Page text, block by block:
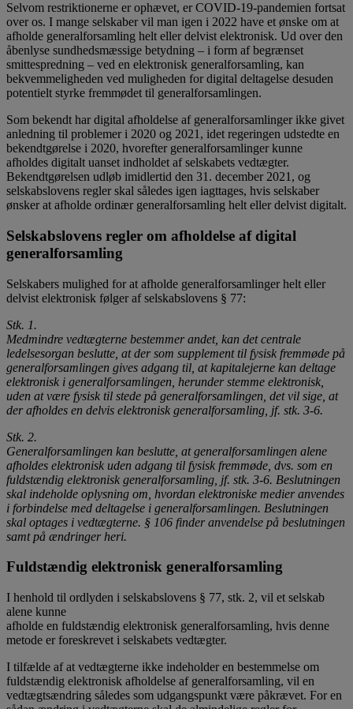
Selvom restriktionerne er ophævet, er COVID-19-pandemien fortsat
over os. I mange selskaber vil man igen i 2022 have et ønske om at
afholde generalforsamling helt eller delvist elektronisk. Ud over den
åbenlyse sundhedsmæssige betydning – i form af begrænset
smittespredning – ved en elektronisk generalforsamling, kan
bekvemmeligheden ved muligheden for digital deltagelse desuden
potentielt styrke fremmødet til generalforsamlingen.
Som bekendt har digital afholdelse af generalforsamlinger ikke givet
anledning til problemer i 2020 og 2021, idet regeringen udstedte en
bekendtgørelse i 2020, hvorefter generalforsamlinger kunne
afholdes digitalt uanset indholdet af selskabets vedtægter.
Bekendtgørelsen udløb imidlertid den 31. december 2021, og
selskabslovens regler skal således igen iagttages, hvis selskaber
ønsker at afholde ordinær generalforsamling helt eller delvist digitalt.
Selskabslovens regler om afholdelse af digital
generalforsamling
Selskabers mulighed for at afholde generalforsamlinger helt eller
delvist elektronisk følger af selskabslovens § 77:
Stk. 1.
Medmindre vedtægterne bestemmer andet, kan det centrale
ledelsesorgan beslutte, at der som supplement til fysisk fremmøde på
generalforsamlingen gives adgang til, at kapitalejerne kan deltage
elektronisk i generalforsamlingen, herunder stemme elektronisk,
uden at være fysisk til stede på generalforsamlingen, det vil sige, at
der afholdes en delvis elektronisk generalforsamling, jf. stk. 3-6.
Stk. 2.
Generalforsamlingen kan beslutte, at generalforsamlingen alene
afholdes elektronisk uden adgang til fysisk fremmøde, dvs. som en
fuldstændig elektronisk generalforsamling, jf. stk. 3-6. Beslutningen
skal indeholde oplysning om, hvordan elektroniske medier anvendes
i forbindelse med deltagelse i generalforsamlingen. Beslutningen
skal optages i vedtægterne. § 106 finder anvendelse på beslutningen
samt på ændringer heri.
Fuldstændig elektronisk generalforsamling
I henhold til ordlyden i selskabslovens § 77, stk. 2, vil et selskab
alene kunne­
afholde en fuldstændig elektronisk generalforsamling, hvis denne
metode er foreskrevet i selskabets vedtægter.
I tilfælde af at vedtægterne ikke indeholder en bestemmelse om
fuldstændig elektronisk afholdelse af generalforsamling, vil en
vedtægtsændring således som udgangspunkt være påkrævet. For en